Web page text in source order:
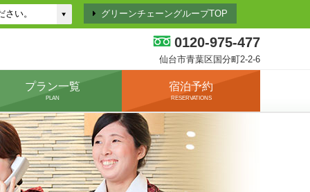
グリーンチェーングループTOP
0120-975-477
仙台市青葉区国分町2-2-6
プラン一覧
PLAN
宿泊予約
RESERVATIONS